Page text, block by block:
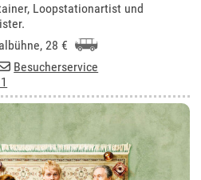
Loopstationartist und
, 28 €
Besucherservice